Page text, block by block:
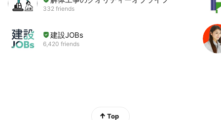
332 friends
建設JOBs
6,420 friends
Top